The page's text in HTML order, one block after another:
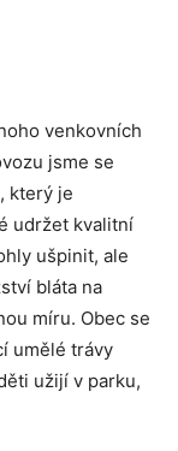
venkovních
jsme se
který je
udržet kvalitní
ušpinit, ale
bláta na
míru. Obec se
umělé trávy
užijí v parku,